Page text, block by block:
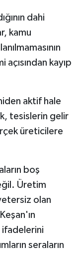
dahi
kamu
kayıp
aktif hale
tesislerin gelir
üreticilere
boş
Üretim
olan
ifadelerini
seraların